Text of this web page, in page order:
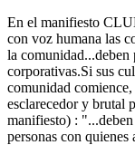
En el manifiesto
con voz humana las
la comunidad...deben
corporativas.Si sus
comunidad
esclarecedor y brutal
manifiesto) :
personas con quienes